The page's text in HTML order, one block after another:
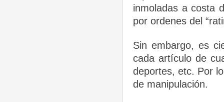
inmoladas a costa
por ordenes del
Sin embargo, es
cada artículo de
deportes, etc. Por
de manipulación.